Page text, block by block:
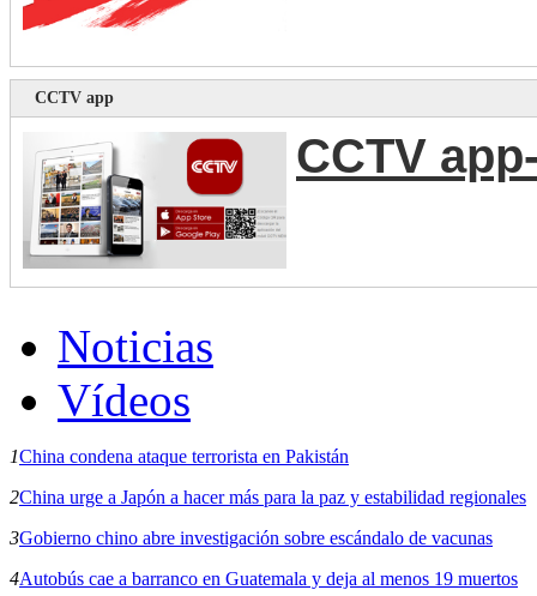
CCTV app
CCTV
Noticias
Vídeos
1China condena ataque terrorista en Pakistán
2China urge a Japón a hacer más para la paz y estabilidad regionales
3Gobierno chino abre investigación sobre escándalo de vacunas
4Autobús cae a barranco en Guatemala y deja al menos 19 muertos